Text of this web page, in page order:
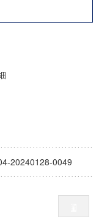
ト
ム市民社会ガバナンス
ム論理と感性の先端的
「超成熟社会発展のサ
20240128-0049